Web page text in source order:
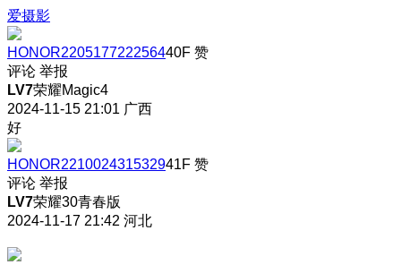
爱摄影
HONOR220517722256440F 赞
评论 举报
LV7荣耀Magic4
2024-11-15 21:01 广西
好
HONOR221002431532941F 赞
评论 举报
LV7荣耀30青春版
2024-11-17 21:42 河北